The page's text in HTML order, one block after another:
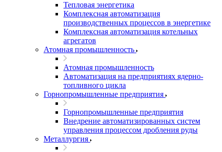
Тепловая энергетика
Комплексная автоматизация
производственных процессов в энергетике
Комплексная автоматизация котельных
агрегатов
Атомная промышленность
Атомная промышленность
Автоматизация на предприятиях ядерно-
топливного цикла
Горнопромышленные предприятия
Горнопромышленные предприятия
Внедрение автоматизированных систем
управления процессом дробления руды
Металлургия